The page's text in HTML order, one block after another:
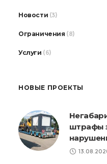
Новости (3)
Ограничения (8)
Услуги (6)
НОВЫЕ ПРОЕКТЫ
штрафы